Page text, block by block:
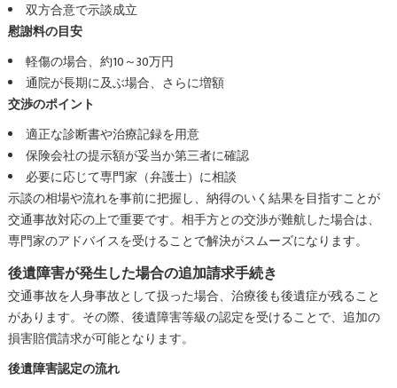
双方合意で示談成立
慰謝料の目安
軽傷の場合、約10～30万円
通院が長期に及ぶ場合、さらに増額
交渉のポイント
適正な診断書や治療記録を用意
保険会社の提示額が妥当か第三者に確認
必要に応じて専門家（弁護士）に相談
示談の相場や流れを事前に把握し、納得のいく結果を目指すことが
交通事故対応の上で重要です。相手方との交渉が難航した場合は、
専門家のアドバイスを受けることで解決がスムーズになります。
後遺障害が発生した場合の追加請求手続き
交通事故を人身事故として扱った場合、治療後も後遺症が残ること
があります。その際、後遺障害等級の認定を受けることで、追加の
損害賠償請求が可能となります。
後遺障害認定の流れ